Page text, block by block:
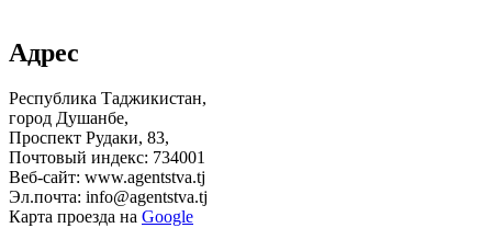
Адрес
Республика Таджикистан,
город Душанбе,
Проспект Рудаки, 83,
Почтовый индекс: 734001
Веб-сайт: www.agentstva.tj
Эл.почта: info@agentstva.tj
Карта проезда на Google